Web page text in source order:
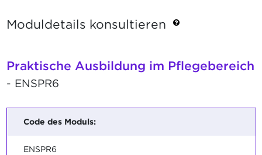
Moduldetails konsultieren
Praktische Ausbildung im Pflegebereich
- ENSPR6
Code des Moduls:
ENSPR6